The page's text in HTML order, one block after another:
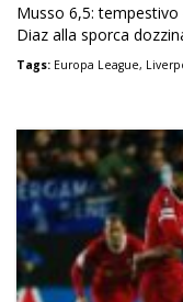
Musso 6,5:
Diaz alla sporca
Tags: Europa League,